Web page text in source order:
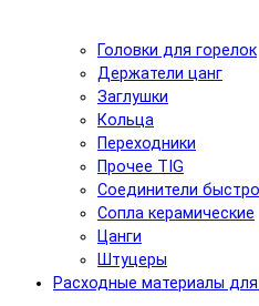
Головки для горелок
Держатели цанг
Заглушки
Кольца
Переходники
Прочее TIG
Соединители
Сопла керамические
Цанги
Штуцеры
Расходные материалы